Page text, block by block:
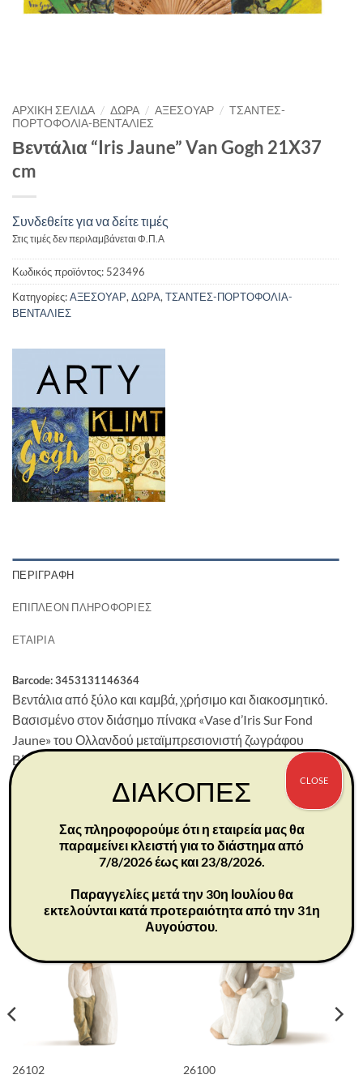
ΑΡΧΙΚΉ ΣΕΛΊΔΑ / ΔΩΡΑ / ΑΞΕΣΟΥΑΡ / ΤΣΑΝΤΕΣ-
ΠΟΡΤΟΦΟΛΙΑ-ΒΕΝΤΑΛΙΕΣ
Βεντάλια “Iris Jaune” Van Gogh 21X37
cm
Συνδεθείτε για να δείτε τιμές
Στις τιμές δεν περιλαμβάνεται Φ.Π.Α
Κωδικός προϊόντος: 523496
Κατηγορίες:ΑΞΕΣΟΥΑΡ,ΔΩΡΑ,ΤΣΑΝΤΕΣ-ΠΟΡΤΟΦΟΛΙΑ-
ΒΕΝΤΑΛΙΕΣ
ΠΕΡΙΓΡΑΦΉ
ΕΠΙΠΛΈΟΝ ΠΛΗΡΟΦΟΡΊΕΣ
ΕΤΑΙΡΊΑ
Barcode: 3453131146364
Βεντάλια από ξύλο και καμβά, χρήσιμο και διακοσμητικό.
Βασισμένο στον διάσημο πίνακα «Vase d’Iris Sur Fond
Jaune» του Ολλανδού μεταϊμπρεσιονιστή ζωγράφου
Βίνσεντ Βαν Γκογκ.
Λεπτομέρειες προϊόντος:
Διαστάσεις: 37x21x2 εκ
ΣΧΕΤΙΚΆ ΠΡΟΪΌΝΤΑ
26102 26100
ΔΙΑΚΟΠΕΣ
Σας πληροφορούμε ότι η εταιρεία μας θα
παραμείνει κλειστή για το διάστημα από
7/8/2026 έως και 23/8/2026.
Παραγγελίες μετά την 30η Ιουλίου θα
εκτελούνται κατά προτεραιότητα από την 31η
Αυγούστου.
CLOSE